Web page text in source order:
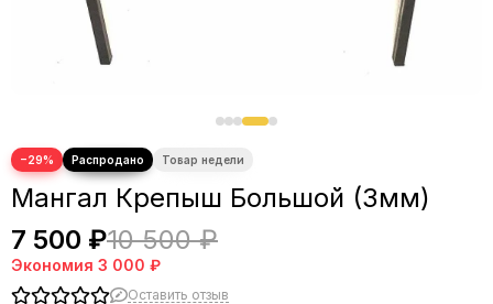
−29%
Мангал Крепыш Большой (3мм)
7 500 ₽10 500 ₽
Экономия 3 000 ₽
Оставить отзыв